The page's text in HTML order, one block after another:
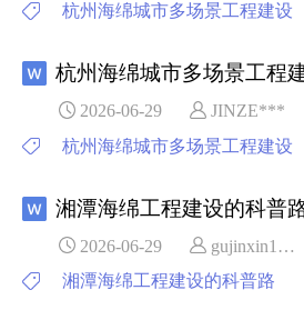
杭州海绵城市多场景工程建设
杭州海绵城市多场景工程
2026-06-29 JINZE***
杭州海绵城市多场景工程建设
湘潭海绵工程建设的科普
2026-06-29 gujinxin1***
湘潭海绵工程建设的科普路